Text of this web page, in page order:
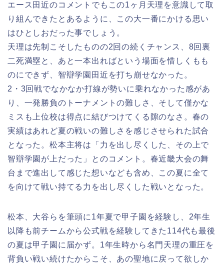
エース田近のコメントでもこの1ヶ月天理を意識して取
り組んできたとあるように、この大一番にかける思い
はひとしおだった事でしょう。
天理は先制こそしたものの2回の続くチャンス、8回裏
二死満塁と、あと一本出ればという場面を惜しくもも
のにできず、智辯学園田近を打ち崩せなかった。
2・3回戦でなかなか打線が勢いに乗れなかった感があ
り、一発勝負のトーナメントの難しさ、そして僅かな
ミスも上位校は得点に結びつけてくる隙のなさ。春の
実績はあれど夏の戦いの難しさを感じさせられた試合
となった。松本主将は「力を出し尽くした、その上で
智辯学園が上だった」とのコメント。春近畿大会の舞
台まで進出して感じた想いなども含め、この夏に全て
を向けて戦い持てる力を出し尽くした戦いとなった。
松本、大谷らを筆頭に1年夏で甲子園を経験し、2年生
以降も前チームから公式戦を経験してきた114代も最後
の夏は甲子園に届かず。1年生時から名門天理の重圧を
背負い戦い続けたからこそ、あの聖地に戻って欲しか